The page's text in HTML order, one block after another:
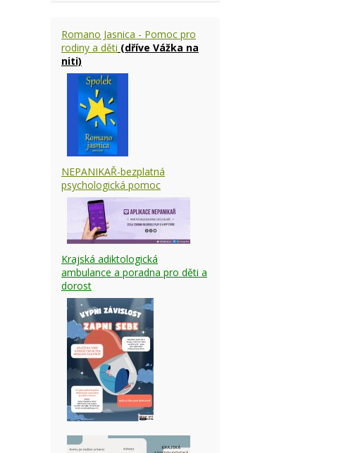
Romano Jasnica - Pomoc pro
rodiny a děti (dříve Vážka na
niti)
NEPANIKAŘ-bezplatná
psychologická pomoc
Krajská adiktologická
ambulance a poradna pro děti a
dorost